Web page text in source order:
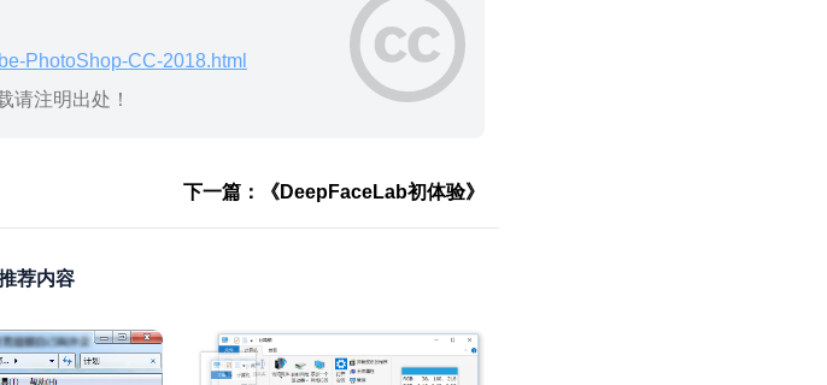
PhotoShop-CC-2018.html
请注明出处！
下一篇：《DeepFaceLab初体验》
荐内容